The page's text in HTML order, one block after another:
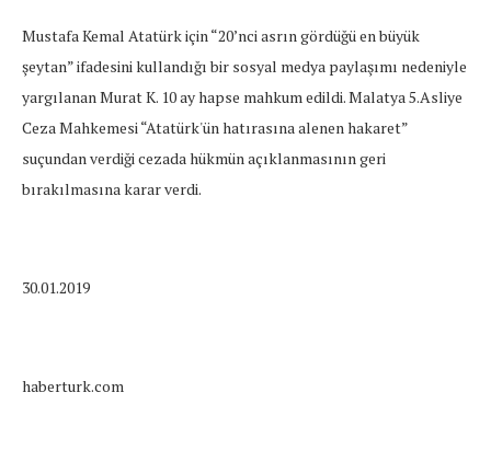
Mustafa Kemal Atatürk için “20’nci asrın gördüğü en büyük
şeytan” ifadesini kullandığı bir sosyal medya paylaşımı nedeniyle
yargılanan Murat K. 10 ay hapse mahkum edildi. Malatya 5.Asliye
Ceza Mahkemesi “Atatürk'ün hatırasına alenen hakaret”
suçundan verdiği cezada hükmün açıklanmasının geri
bırakılmasına karar verdi.
30.01.2019
haberturk.com